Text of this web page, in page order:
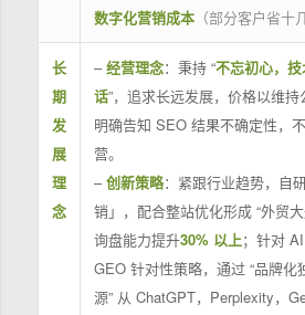
数字化营销成本（部分客户省十
长
期
发
展
理
念
–经营理念：秉持 “不忘初心，
话”，追求长远发展，价格以维持
明确告知 SEO 结果不确定性，
营。
–创新策略：紧跟行业趋势，自
销」，配合整站优化形成 “外贸
询盘能力提升30% 以上；针对
GEO 针对性策略，通过 “品牌化
源” 从 ChatGPT，Perplexity，